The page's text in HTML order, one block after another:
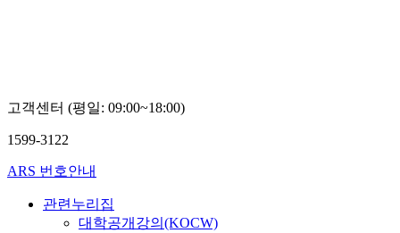
고객센터 (평일: 09:00~18:00)
1599-3122
ARS 번호안내
관련누리집
대학공개강의(KOCW)